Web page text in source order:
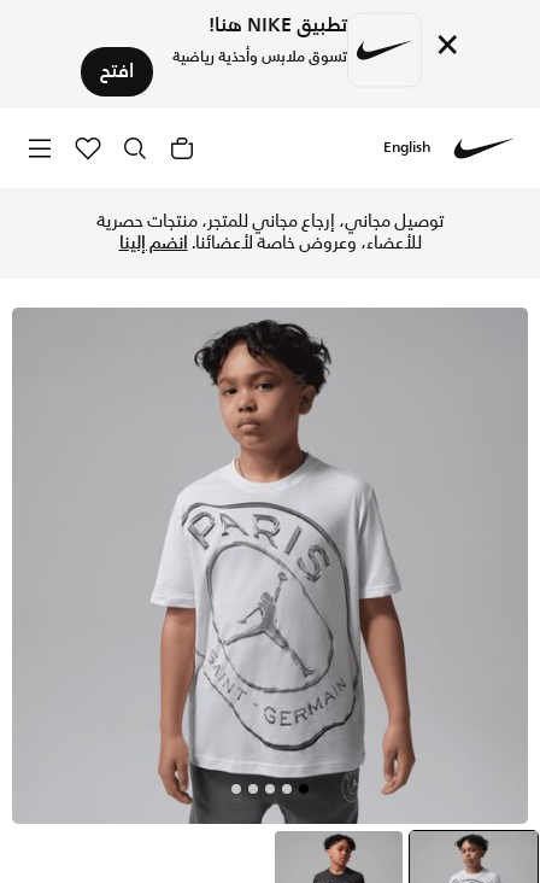
× تطبيق NIKE هنا!
تسوق ملابس وأحذية رياضية افتح
English
توصيل مجاني، إرجاع مجاني للمتجر، منتجات حصرية
للأعضاء، وعروض خاصة لأعضائنا.انضم إلينا